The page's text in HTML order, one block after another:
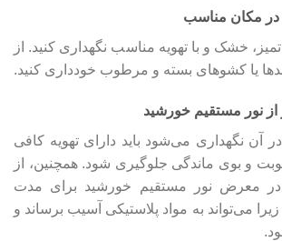
مکان مناسب
خشک و با تهویه مناسب نگهداری کنید. از
یا کشوهای بسته و مرطوب خودداری کنید.
نور مستقیم خورشید
نگهداری می‌شود باید دارای تهویه کافی
و بوی ماندگی جلوگیری شود. همچنین، از
معرض نور مستقیم خورشید برای مدت
زیرا می‌تواند به مواد پلاستیکی آسیب برساند و